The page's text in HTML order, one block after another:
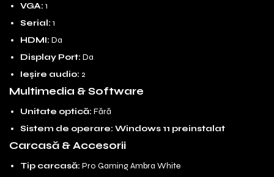
VGA: 1
Serial: 1
HDMI: Da
Display Port: Da
Ieșire audio: 2
Multimedia & Software
Unitate optică: Fără
Sistem de operare: Windows 11 preinstalat
Carcasă & Accesorii
Tip carcasă: Pro Gaming Ambra White